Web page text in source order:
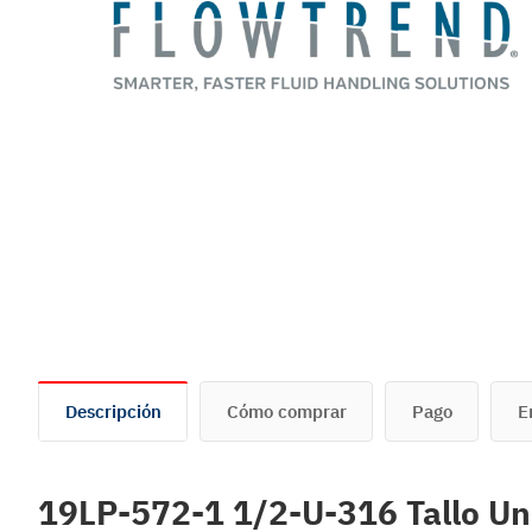
Descripción Cómo comprar Pago
19LP-572-1 1/2-U-316 Tallo